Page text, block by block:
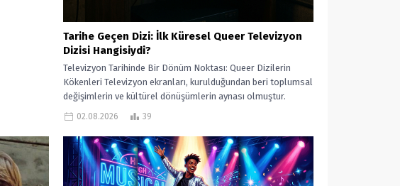
Tarihe Geçen Dizi: İlk Küresel Queer Televizyon
Dizisi Hangisiydi?
Televizyon Tarihinde Bir Dönüm Noktası: Queer Dizilerin
Kökenleri Televizyon ekranları, kurulduğundan beri toplumsal
değişimlerin ve kültürel dönüşümlerin aynası olmuştur.
Özellikle...
02.08.2026 39